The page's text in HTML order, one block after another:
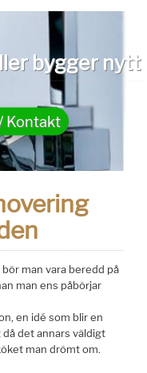
bygger nytt
Kontakt
man vara beredd på
man ens påbörjar
en idé som blir en
det annars väldigt
man drömt om.